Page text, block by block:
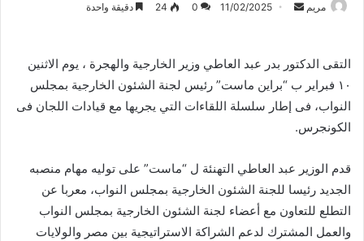
مريم
أرسل 11/02/2025
0
24 دقيقة واحدة
التقى الدكتور بدر عبد العاطي وزير الخارجية والهجرة ، يوم الاثنين
١٠ فبراير ب “براين ماست” رئيس لجنة الشئون الخارجية بمجلس
النواب، فى إطار سلسلة اللقاءات التي يجريها مع قيادات اللجان فى
الكونجرس.
قدم الوزير عبد العاطي التهنئة ل “ماست” على توليه مهام منصبه
الجديد رئيسا للجنة الشئون الخارجية بمجلس النواب، معربا عن
التطلع للتعاون مع أعضاء لجنة الشئون الخارجية بمجلس النواب
والعمل المشترك لدعم الشراكة الاستراتيجية بين مصر والولايات